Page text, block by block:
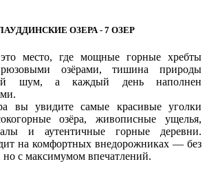
ОЗЕРА - 7 ОЗЕР
место, где мощные горные хребты
озёрами, тишина природы
шум, а каждый день наполнен
вы увидите самые красивые уголки
озёра, живописные ущелья,
и аутентичные горные деревни.
на комфортных внедорожниках — без
с максимумом впечатлений.